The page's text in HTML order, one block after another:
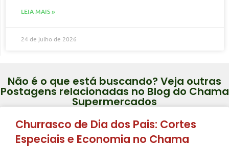
LEIA MAIS »
24 de julho de 2026
Não é o que está buscando? Veja outras
Postagens relacionadas no Blog do Chama
Supermercados
Churrasco de Dia dos Pais: Cortes
Especiais e Economia no Chama